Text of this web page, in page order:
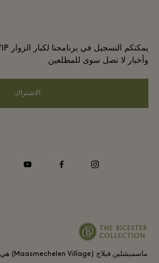
تنزيل التطبيق
بطاقة الهدايا
Privacy notice
وأخبار لا تصل سوى للمطلعين
الاشتراك
ماسميشلين فيلاج (Maasmechelen Village) هي جزء من ذا بستر كولكشن
instagram
facebook
youtube